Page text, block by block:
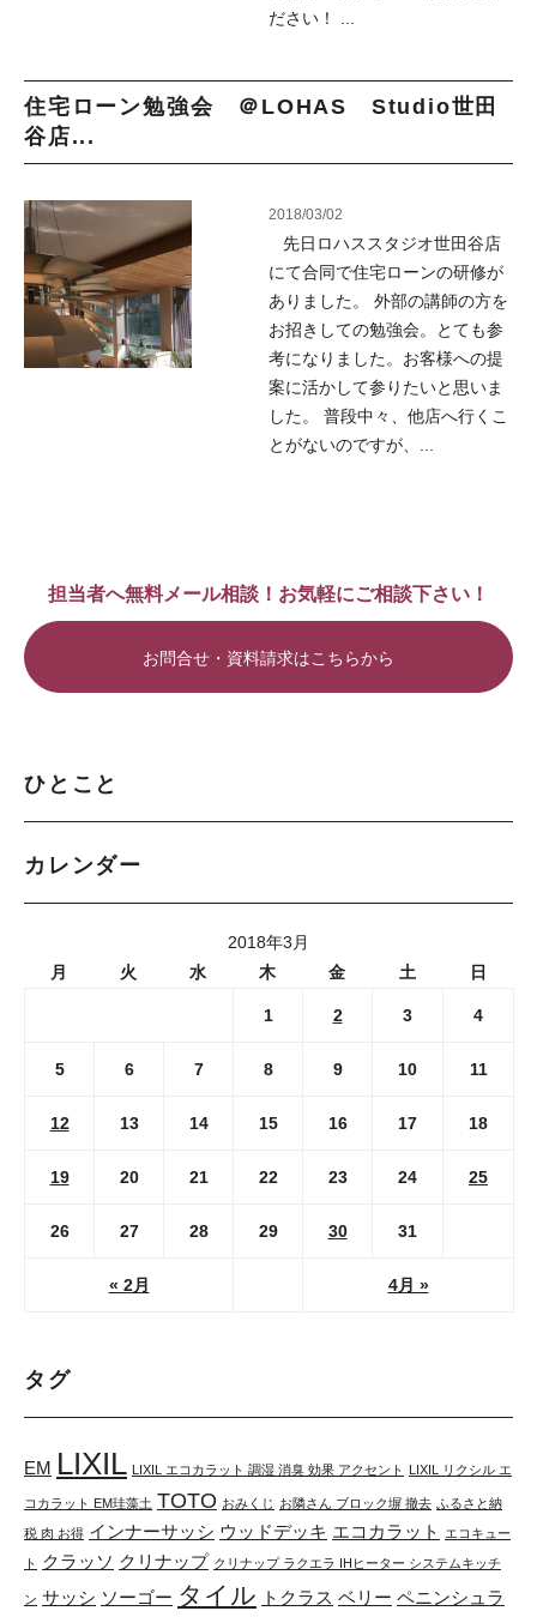
ださい！ ...
住宅ローン勉強会 ＠LOHAS Studio世田
谷店...
2018/03/02
先日ロハススタジオ世田谷店
にて合同で住宅ローンの研修が
ありました。 外部の講師の方を
お招きしての勉強会。とても参
考になりました。お客様への提
案に活かして参りたいと思いま
した。 普段中々、他店へ行くこ
とがないのですが、...
担当者へ無料メール相談！お気軽にご相談下さい！
お問合せ・資料請求はこちらから
ひとこと
カレンダー
2018年3月
月
火 水 木 金 土 日
« 2月 4月 »
1 2 3 4
5 6 7 8 9 10 11
12 13 14 15 16 17 18
19 20 21 22 23 24 25
26 27 28 29 30 31
タグ
EM LIXIL LIXIL エコカラット 調湿 消臭 効果 アクセント LIXIL リクシル エ
コカラット EM珪藻土 TOTO おみくじ お隣さん ブロック塀 撤去 ふるさと納
税 肉 お得 インナーサッシ ウッドデッキ エコカラット エコキュー
ト クラッソ クリナップ クリナップ ラクエラ IHヒーター システムキッチ
ン サッシ ソーゴー タイル トクラス ベリー ペニンシュラ